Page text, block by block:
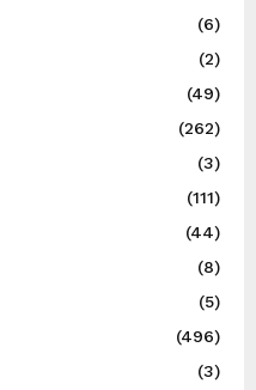
(6)
(2)
(49)
(262)
(3)
(111)
(44)
(8)
(5)
(496)
(3)